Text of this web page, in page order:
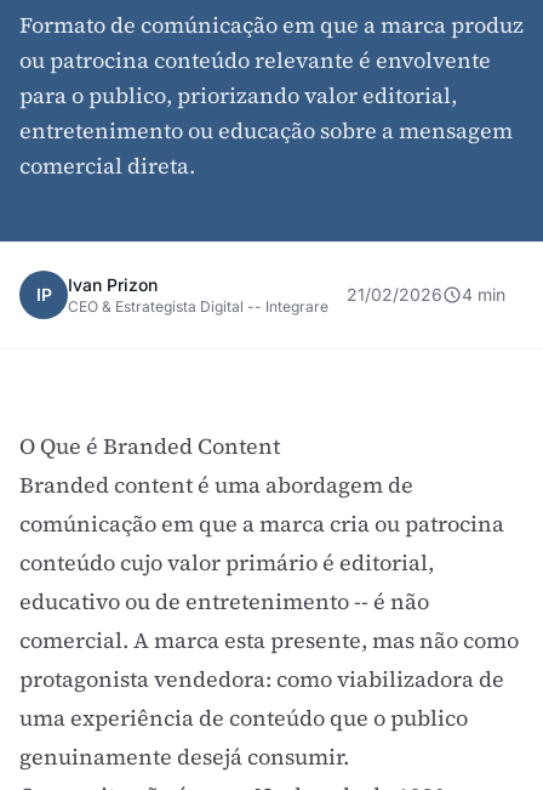
Formato de comúnicação em que a marca produz
ou patrocina conteúdo relevante é envolvente
para o publico, priorizando valor editorial,
entretenimento ou educação sobre a mensagem
comercial direta.
IP Ivan Prizon
CEO & Estrategista Digital -- Integrare
21/02/2026 4 min
O Que é Branded Content
Branded content é uma abordagem de
comúnicação em que a marca cria ou patrocina
conteúdo cujo valor primário é editorial,
educativo ou de entretenimento -- é não
comercial. A marca esta presente, mas não como
protagonista vendedora: como viabilizadora de
uma experiência de conteúdo que o publico
genuinamente desejá consumir.